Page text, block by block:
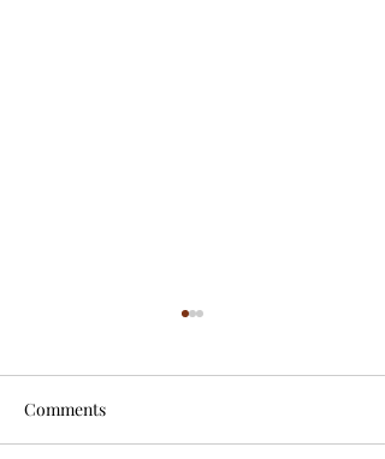
Comments